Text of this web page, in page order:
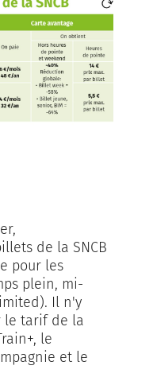
de la SNCB
pour les
plein, mi-
Il n'y
le tarif de la
le
et le